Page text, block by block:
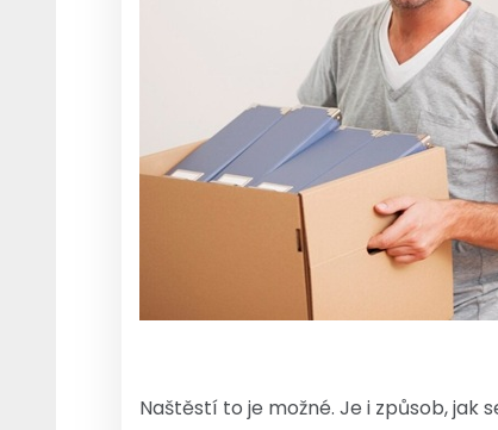
Naštěstí to je možné. Je i způsob,